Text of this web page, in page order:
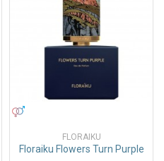
FLORAIKU
Floraiku Flowers Turn Purple